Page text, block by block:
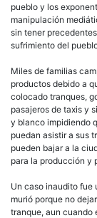
pueblo y los
manipulación
sin tener
sufrimiento del
Miles de familias
productos debido a
colocado tranques,
pasajeros de taxis y
y blanco impidiendo
puedan asistir a sus
pueden bajar a la
para la producción y
Un caso inaudito fue
murió porque no
tranque, aun cuando